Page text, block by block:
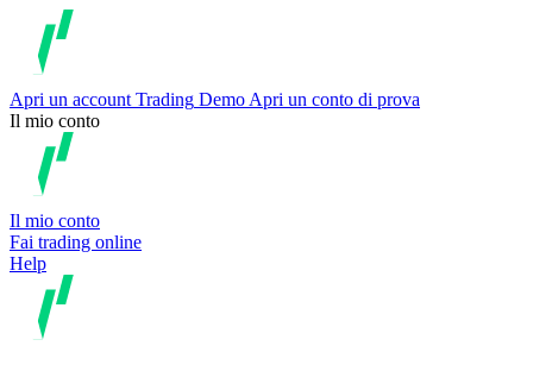
Apri un account Trading Demo Apri un conto di prova
Il mio conto
Il mio conto
Fai trading online
Help